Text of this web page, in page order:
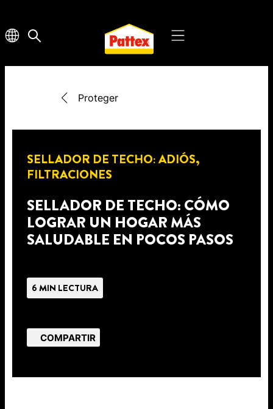
Proteger
SELLADOR DE TECHO: ADIÓS,
FILTRACIONES
SELLADOR DE TECHO: CÓMO
LOGRAR UN HOGAR MÁS
SALUDABLE EN POCOS PASOS
6 MIN LECTURA
COMPARTIR